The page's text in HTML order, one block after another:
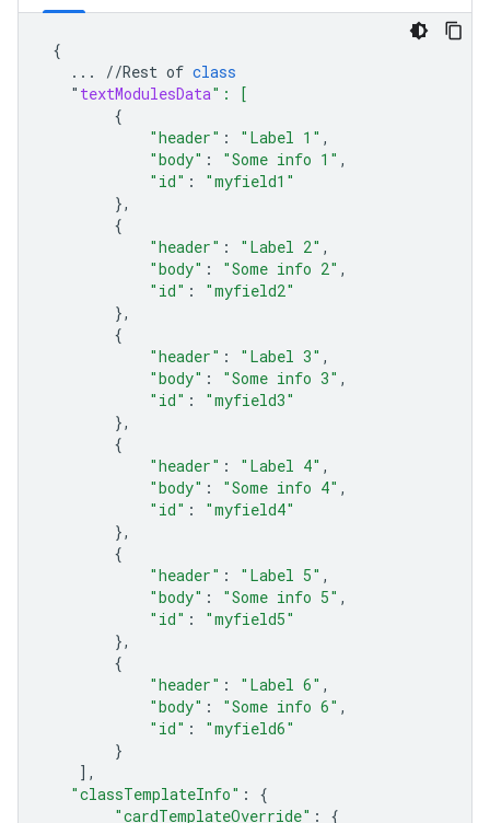
{
...
//Rest of class
" textModulesData": [
{
"header" : "Label 1" ,
"body" : "Some info 1" ,
"id" :
"myfield1"
},
{
"header" : "Label 2" ,
"body" : "Some info 2" ,
"id" :
"myfield2"
},
{
"header" : "Label 3" ,
"body" : "Some info 3" ,
"id" :
"myfield3"
},
{
"header" : "Label 4" ,
"body" : "Some info 4" ,
"id" :
"myfield4"
},
{
"header" : "Label 5" ,
"body" : "Some info 5" ,
"id" :
"myfield5"
},
{
"header" : "Label 6" ,
"body" : "Some info 6" ,
"id" :
"myfield6"
}
],
"classTemplateInfo" :
{
"cardTemplateOverride" :
{